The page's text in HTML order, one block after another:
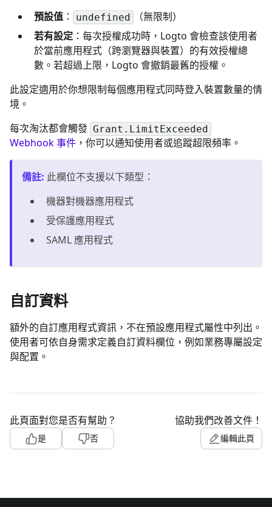
預設值 ： undefined
（無限制）
若有設定 ：每次授權成功時，Logto 會檢查該使用者
於當前應用程式（跨瀏覽器與裝置）的有效授權總
數。若超過上限，Logto 會撤銷最舊的授權。
此設定適用於你想限制每個應用程式同時登入裝置數量的情
境。
每次淘汰都會觸發 Grant.LimitExceeded
Webhook 事件 ，你可以通知使用者或追蹤超限頻率。
備註: 此欄位不支援以下類型：
機器對機器應用程式
受保護應用程式
SAML 應用程式
自訂資料
額外的自訂應用程式資訊，不在預設應用程式屬性中列出。
使用者可依自身需求定義自訂資料欄位，例如業務專屬設定
與配置。
此頁面對您是否有幫助？
是 否
協助我們改善文件！
編輯此頁